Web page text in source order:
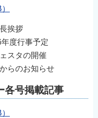
挨拶
度行事予定
スタの開催
らのお知らせ
各号掲載記事